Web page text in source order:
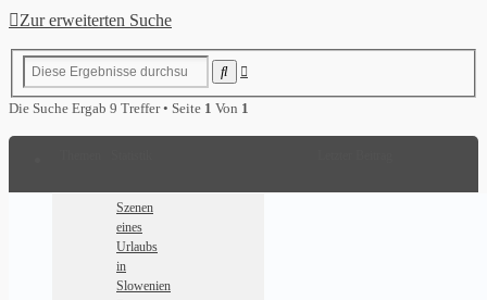
Zur erweiterten Suche
Suche
Die Suche Ergab 9 Treffer • Seite 1 Von 1
Szenen
eines
Urlaubs
in
Slowenien